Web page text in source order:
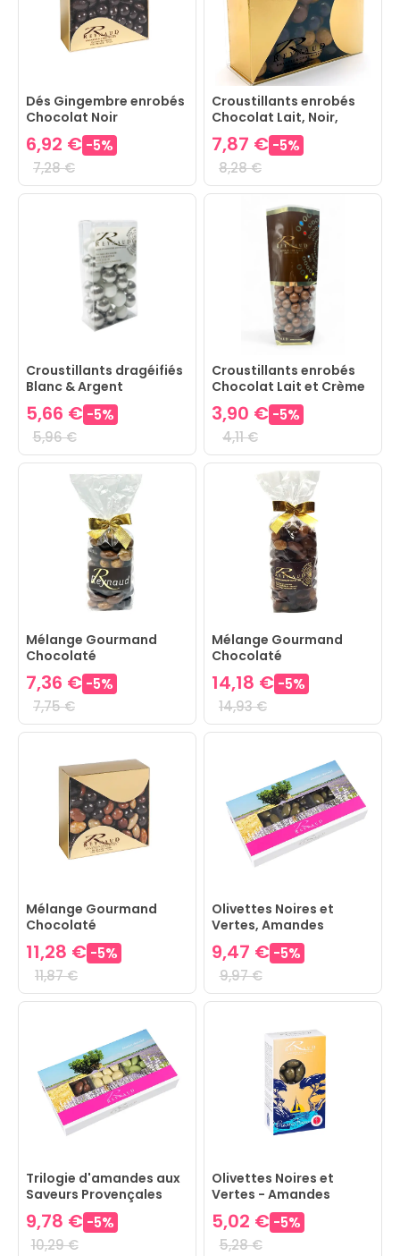
Dés Gingembre enrobés
Chocolat Noir
6,92 €
7,28 €
-5%
Croustillants enrobés
Chocolat Lait, Noir,
Caramel & Nougat
7,87 €
8,28 €
-5%
Croustillants dragéifiés
Blanc & Argent
5,66 €
5,96 €
-5%
Croustillants enrobés
Chocolat Lait et Crème
de Marron
3,90 €
4,11 €
-5%
Mélange Gourmand
Chocolaté
7,36 €
7,75 €
-5%
Mélange Gourmand
Chocolaté
14,18 €
14,93 €
-5%
Mélange Gourmand
Chocolaté
11,28 €
11,87 €
-5%
Olivettes Noires et
Vertes, Amandes
enrobées Chocolat
9,47 €
9,97 €
-5%
Trilogie d'amandes aux
Saveurs Provençales
9,78 €
10,29 €
-5%
Olivettes Noires et
Vertes - Amandes
enrobées Chocolat
5,02 €
5,28 €
-5%